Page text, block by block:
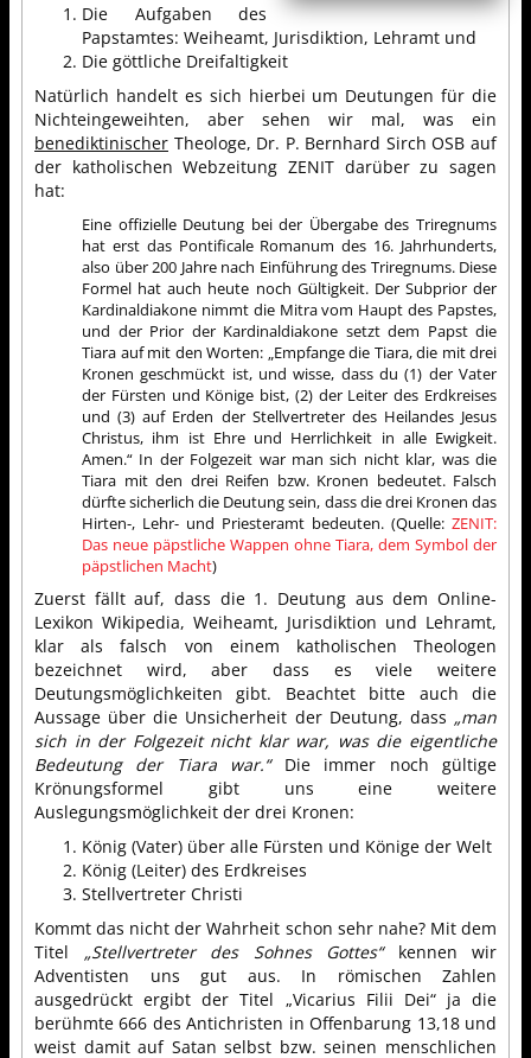
Die Aufgaben des
Papstamtes: Weiheamt, Jurisdiktion, Lehramt und
Die göttliche Dreifaltigkeit
Natürlich handelt es sich hierbei um Deutungen für die
Nichteingeweihten, aber sehen wir mal, was ein
benediktinischer Theologe, Dr. P. Bernhard Sirch OSB auf
der katholischen Webzeitung ZENIT darüber zu sagen
hat:
Eine offizielle Deutung bei der Übergabe des Triregnums
hat erst das Pontificale Romanum des 16. Jahrhunderts,
also über 200 Jahre nach Einführung des Triregnums. Diese
Formel hat auch heute noch Gültigkeit. Der Subprior der
Kardinaldiakone nimmt die Mitra vom Haupt des Papstes,
und der Prior der Kardinaldiakone setzt dem Papst die
Tiara auf mit den Worten: „Empfange die Tiara, die mit drei
Kronen geschmückt ist, und wisse, dass du (1) der Vater
der Fürsten und Könige bist, (2) der Leiter des Erdkreises
und (3) auf Erden der Stellvertreter des Heilandes Jesus
Christus, ihm ist Ehre und Herrlichkeit in alle Ewigkeit.
Amen.“ In der Folgezeit war man sich nicht klar, was die
Tiara mit den drei Reifen bzw. Kronen bedeutet. Falsch
dürfte sicherlich die Deutung sein, dass die drei Kronen das
Hirten-, Lehr- und Priesteramt bedeuten. (Quelle: ZENIT:
Das neue päpstliche Wappen ohne Tiara, dem Symbol der
päpstlichen Macht)
Zuerst fällt auf, dass die 1. Deutung aus dem Online-
Lexikon Wikipedia, Weiheamt, Jurisdiktion und Lehramt,
klar als falsch von einem katholischen Theologen
bezeichnet wird, aber dass es viele weitere
Deutungsmöglichkeiten gibt. Beachtet bitte auch die
Aussage über die Unsicherheit der Deutung, dass „man
sich in der Folgezeit nicht klar war, was die eigentliche
Bedeutung der Tiara war.“Die immer noch gültige
Krönungsformel gibt uns eine weitere
Auslegungsmöglichkeit der drei Kronen:
König (Vater) über alle Fürsten und Könige der Welt
König (Leiter) des Erdkreises
Stellvertreter Christi
Kommt das nicht der Wahrheit schon sehr nahe? Mit dem
Titel „Stellvertreter des Sohnes Gottes“kennen wir
Adventisten uns gut aus. In römischen Zahlen
ausgedrückt ergibt der Titel „Vicarius Filii Dei“ ja die
berühmte 666 des Antichristen in Offenbarung 13,18 und
weist damit auf Satan selbst bzw. seinen menschlichen